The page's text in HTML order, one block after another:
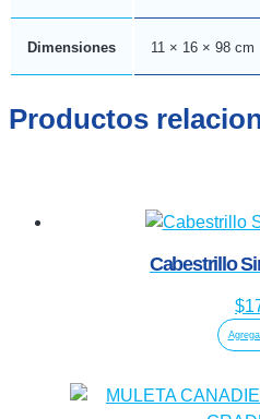
Dimensiones 11 × 16 × 98 cm
Productos
Cabestrillo
$